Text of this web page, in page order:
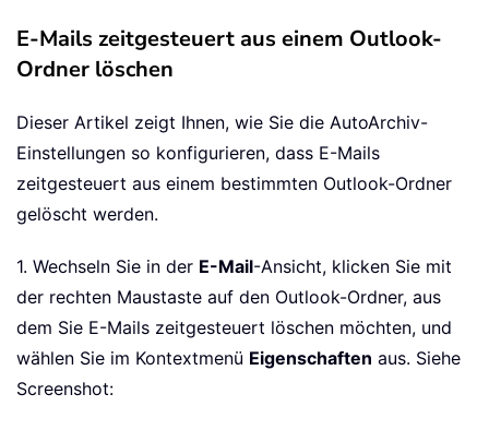
E-Mails zeitgesteuert aus einem Outlook-
Ordner löschen
Dieser Artikel zeigt Ihnen, wie Sie die AutoArchiv-
Einstellungen so konfigurieren, dass E-Mails
zeitgesteuert aus einem bestimmten Outlook-Ordner
gelöscht werden.
1. Wechseln Sie in der E-Mail-Ansicht, klicken Sie mit
der rechten Maustaste auf den Outlook-Ordner, aus
dem Sie E-Mails zeitgesteuert löschen möchten, und
wählen Sie im Kontextmenü Eigenschaften aus. Siehe
Screenshot: